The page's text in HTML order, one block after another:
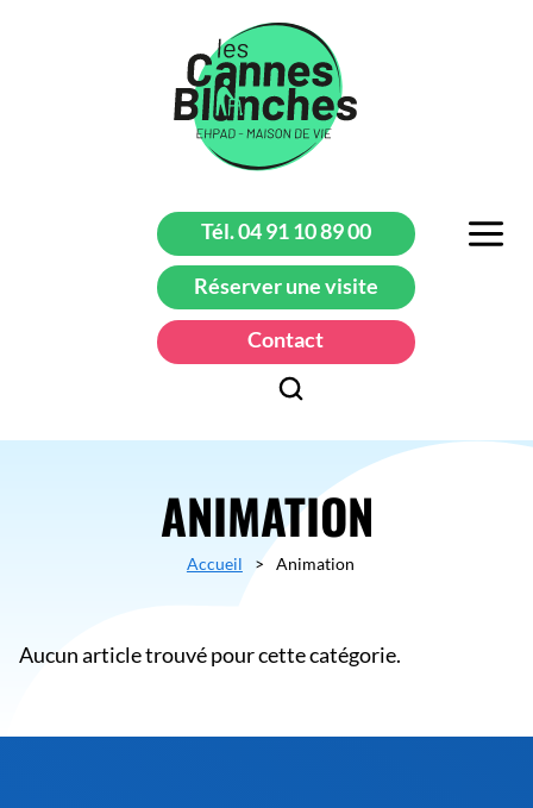
Tél. 04 91 10 89 00
Réserver une visite
Contact
ANIMATION
Accueil > Animation
Aucun article trouvé pour cette catégorie.